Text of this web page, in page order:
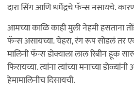
दारा सिंग आणि धर्मेंद्रचे फॅन्स नसायचे.
आमच्या काळि काही मुली नेहमी हसताना
फॅन्स असायच्या. चेहरा, रंग रूप सोडलं तर
मालिनी फॅन्स डोक्याला लाल रिबीन हूक
फिरायच्या. त्यांना त्यांच्या मनाच्या
हेमामालिनीच दिसायची.